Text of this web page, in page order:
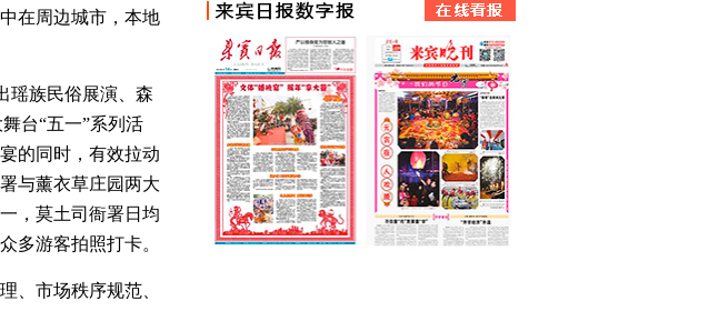
在周边城市，本地
瑶族民俗展演、森
台“五一”系列活
的同时，有效拉动
与薰衣草庄园两大
，莫土司衙署日均
多游客拍照打卡。
、市场秩序规范、